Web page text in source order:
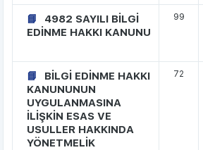
4982 SAYILI BİLGİ
EDİNME HAKKI KANUNU
99
BİLGİ EDİNME HAKKI
KANUNUNUN
UYGULANMASINA
İLİŞKİN ESAS VE
USULLER HAKKINDA
YÖNETMELİK
72